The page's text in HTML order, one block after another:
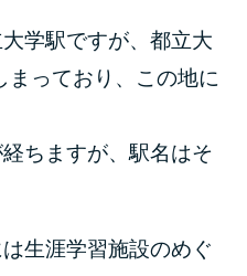
学駅ですが、都立大
っており、この地に
ちますが、駅名はそ
生涯学習施設のめぐ